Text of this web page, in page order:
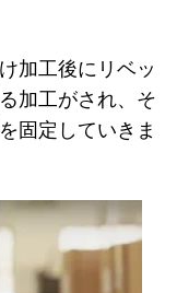
加工後にリベッ
加工がされ、そ
固定していきま